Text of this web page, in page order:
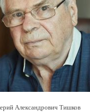
Александрович Тишков